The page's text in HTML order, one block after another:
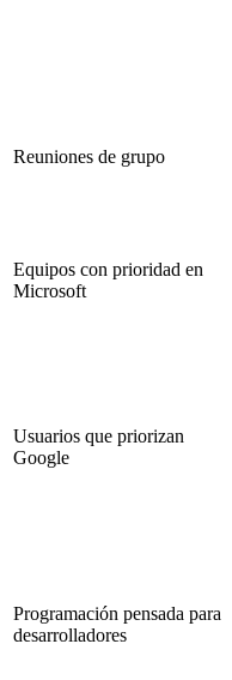
Reuniones de grupo
Equipos con prioridad en
Microsoft
Usuarios que priorizan
Google
Programación pensada para
desarrolladores